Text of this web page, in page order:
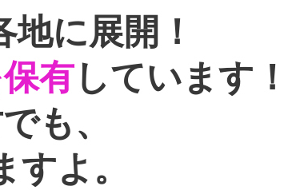
に展開！
有しています！
も、
よ。